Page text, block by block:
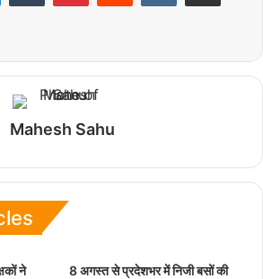
Mahesh Sahu
ने
8 अगस्त से प्रदेशभर में निजी बसों की